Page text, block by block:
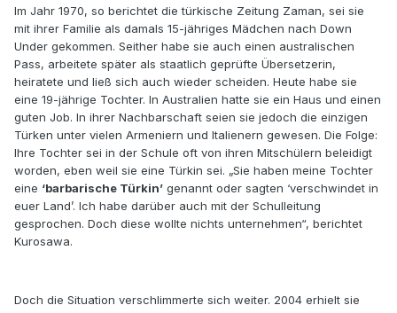
Im Jahr 1970, so berichtet die türkische Zeitung Zaman, sei sie
mit ihrer Familie als damals 15-jähriges Mädchen nach Down
Under gekommen. Seither habe sie auch einen australischen
Pass, arbeitete später als staatlich geprüfte Übersetzerin,
heiratete und ließ sich auch wieder scheiden. Heute habe sie
eine 19-jährige Tochter. In Australien hatte sie ein Haus und einen
guten Job. In ihrer Nachbarschaft seien sie jedoch die einzigen
Türken unter vielen Armeniern und Italienern gewesen. Die Folge:
Ihre Tochter sei in der Schule oft von ihren Mitschülern beleidigt
worden, eben weil sie eine Türkin sei. „Sie haben meine Tochter
eine ‘barbarische Türkin’ genannt oder sagten ‘verschwindet in
euer Land’. Ich habe darüber auch mit der Schulleitung
gesprochen. Doch diese wollte nichts unternehmen“, berichtet
Kurosawa.
Doch die Situation verschlimmerte sich weiter. 2004 erhielt sie